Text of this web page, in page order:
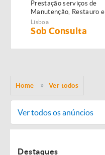
Prestação serviços de
Manutenção, Restauro e
Remodelação de
imóveis!
Lisboa
Sob Consulta
Home Ver todos
Ver todos os anúncios
Destaques